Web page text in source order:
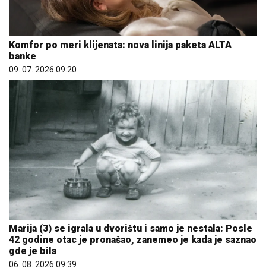
Komfor po meri klijenata: nova linija paketa ALTA
banke
09. 07. 2026 09:20
Marija (3) se igrala u dvorištu i samo je nestala: Posle
42 godine otac je pronašao, zanemeo je kada je saznao
gde je bila
06. 08. 2026 09:39